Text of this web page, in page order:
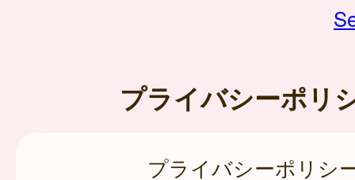
プライバシーポリ
プライバシーポリシ